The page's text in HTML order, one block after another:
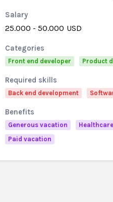
Salary
25.000 - 50.000 USD
Categories
Front end developer Product
Required skills
Back end development
Benefits
Generous vacation Healthcare
Paid vacation